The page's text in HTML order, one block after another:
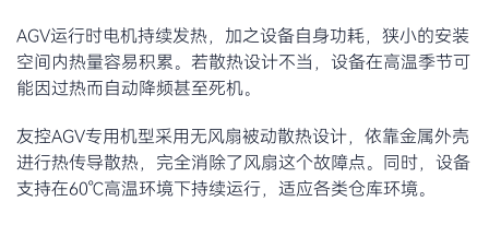
AGV运行时电机持续发热，加之设备自身功耗，狭小的安装
空间内热量容易积累。若散热设计不当，设备在高温季节可
能因过热而自动降频甚至死机。
友控AGV专用机型采用无风扇被动散热设计，依靠金属外壳
进行热传导散热，完全消除了风扇这个故障点。同时，设备
支持在60℃高温环境下持续运行，适应各类仓库环境。